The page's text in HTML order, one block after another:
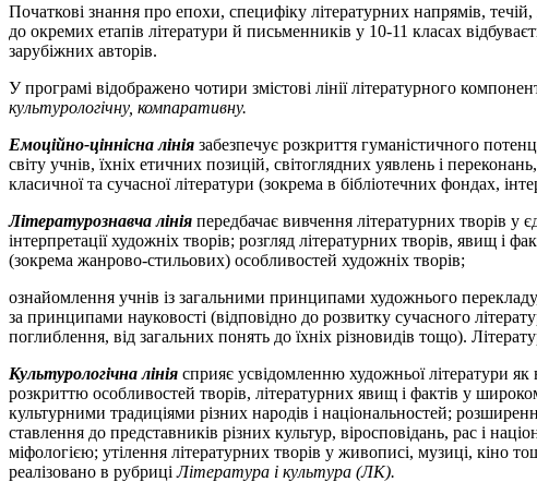
Початкові знання про епохи, специфіку літературних напрямів,
до окремих етапів літератури й письменників у 10-11 класах
зарубіжних авторів.
У програмі відображено чотири змістові лінії літературного
культурологічну, компаративну.
Емоційно-ціннісна лінія забезпечує розкриття гуманістичного
світу учнів, їхніх етичних позицій, світоглядних уявлень і
класичної та сучасної літератури (зокрема в бібліотечних фондах,
Літературознавча лінія передбачає вивчення літературних творів у
інтерпретації художніх творів; розгляд літературних творів, явищ і
(зокрема жанрово-стильових) особливостей художніх творів;
ознайомлення учнів із загальними принципами художнього
за принципами науковості (відповідно до розвитку сучасного
поглиблення, від загальних понять до їхніх різновидів тощо).
Культурологічна лінія сприяє усвідомленню художньої літератури
розкриттю особливостей творів, літературних явищ і фактів у
культурними традиціями різних народів і національностей;
ставлення до представників різних культур, віросповідань, рас і
міфологією; утілення літературних творів у живописі, музиці, кіно
реалізовано в рубриціЛітература і культура (ЛК).